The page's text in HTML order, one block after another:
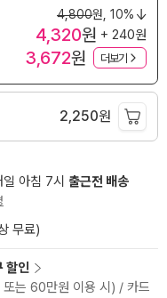
4,800원, 10%
4,320원 + 240원
3,672원 더보기
2,250원
아침 7시 출근전 배송
무료)
할인
는 60만원 이용 시) / 카드